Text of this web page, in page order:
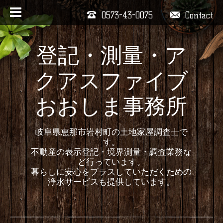
Contact
0573-43-0075
登記・測量・ア
クアスファイブ
おおしま事務所
岐阜県恵那市岩村町の土地家屋調査士で
す。
不動産の表示登記・境界測量・調査業務な
ど行っています。
暮らしに安心をプラスしていただくための
浄水サービスも提供しています。